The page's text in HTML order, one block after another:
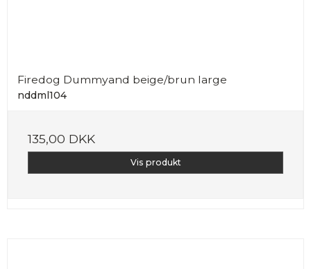
Firedog Dummyand beige/brun large
nddml104
135,00 DKK
Vis produkt